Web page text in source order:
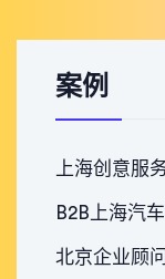
案例
上海创意服
B2B上海汽
北京企业顾